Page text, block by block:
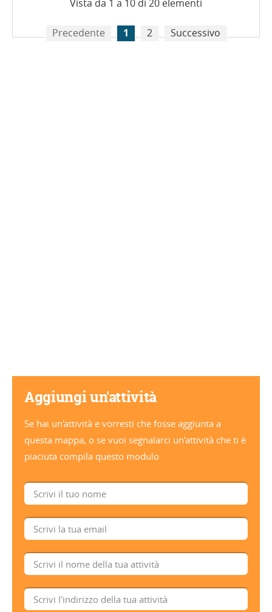
Vista da 1 a 10 di 20 elementi
Precedente 1 2 Successivo
Aggiungi un'attività
Se hai un'attività e vorresti che fosse aggiunta a
questa mappa, o se vuoi segnalarci un'attività che ti è
piaciuta compila questo modulo